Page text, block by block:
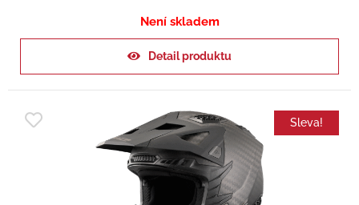
Není skladem
Detail produktu
Sleva!